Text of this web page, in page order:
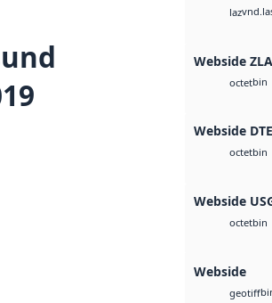
laz
Webside
octetbin
Webside
octetbin
Webside
octetbin
Webside
geotiff